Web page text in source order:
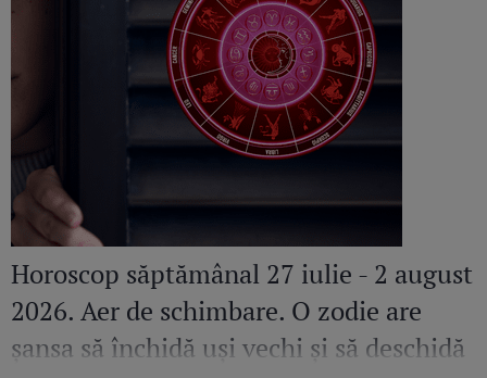
Horoscop săptămânal 27 iulie - 2 august
2026. Aer de schimbare. O zodie are
șansa să închidă uși vechi și să deschidă